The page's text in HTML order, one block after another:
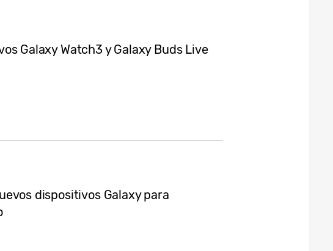
Galaxy Watch3 y Galaxy Buds Live
dispositivos Galaxy para